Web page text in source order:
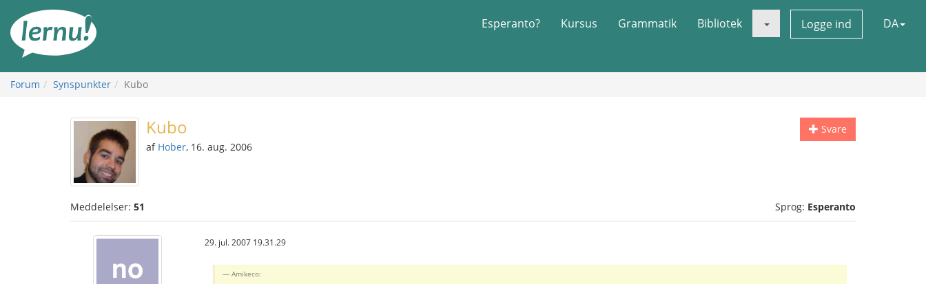
indholdet
Esperanto? Kursus Grammatik Bibliotek Logge ind DA
Forum Synspunkter Kubo
Svare
Kubo
af Hober, 16. aug. 2006
Meddelelser: 51 Sprog: Esperanto
29. jul. 2007 19.31.29
Amikeco: